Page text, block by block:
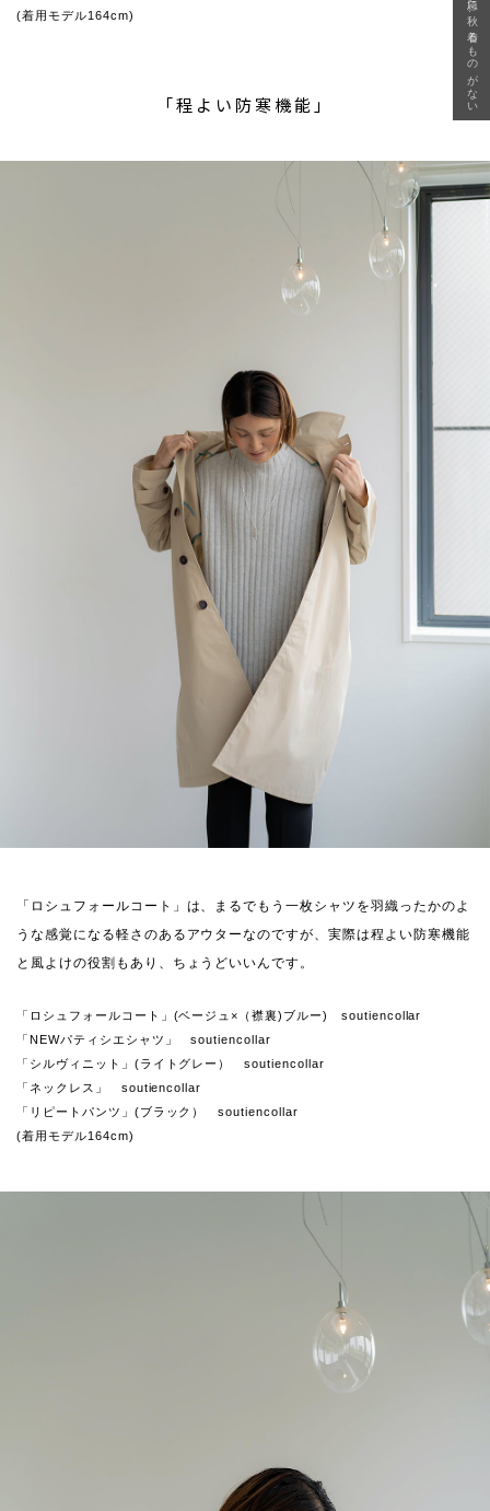
(着用モデル164cm)
「程よい防寒機能」
「ロシュフォールコート」は、まるでもう一枚シャツを羽織ったかのよ
うな感覚になる軽さのあるアウターなのですが、実際は程よい防寒機能
と風よけの役割もあり、ちょうどいいんです。
「ロシュフォールコート」(ベージュ×（襟裏)ブルー) soutiencollar
「NEWパティシエシャツ」 soutiencollar
「シルヴィニット」(ライトグレー） soutiencollar
「ネックレス」 soutiencollar
「リピートパンツ」(ブラック） soutiencollar
(着用モデル164cm)
急に秋、着るものがない